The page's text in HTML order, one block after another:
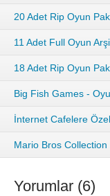
20 Adet Rip Oyun
11 Adet Full Oyun
18 Adet Rip Oyun
Big Fish Games -
İnternet Cafelere
Mario Bros
Yorumlar (6)